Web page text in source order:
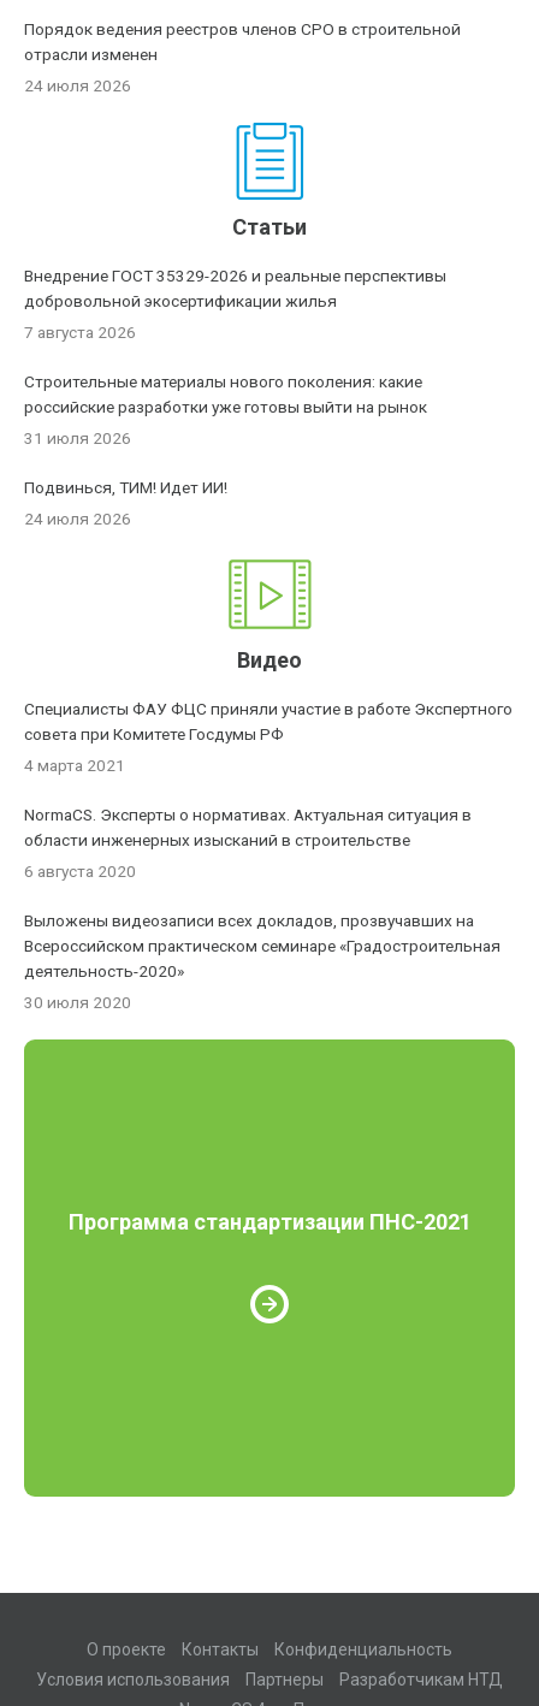
Порядок ведения реестров членов СРО в строительной
отрасли изменен
24 июля 2026
Статьи
Внедрение ГОСТ 35329-2026 и реальные перспективы
добровольной экосертификации жилья
7 августа 2026
Строительные материалы нового поколения: какие
российские разработки уже готовы выйти на рынок
31 июля 2026
Подвинься, ТИМ! Идет ИИ!
24 июля 2026
Видео
Специалисты ФАУ ФЦС приняли участие в работе Экспертного
совета при Комитете Госдумы РФ
4 марта 2021
NormaCS. Эксперты о нормативах. Актуальная ситуация в
области инженерных изысканий в строительстве
6 августа 2020
Выложены видеозаписи всех докладов, прозвучавших на
Всероссийском практическом семинаре «Градостроительная
деятельность-2020»
30 июля 2020
Программа стандартизации ПНС-2021
О проекте Контакты
Конфиденциальность
Условия использования
Партнеры
Разработчикам НТД